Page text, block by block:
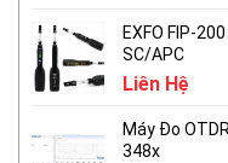
EXFO FIP-
SC/APC
Liên Hệ
Máy Đo
348x